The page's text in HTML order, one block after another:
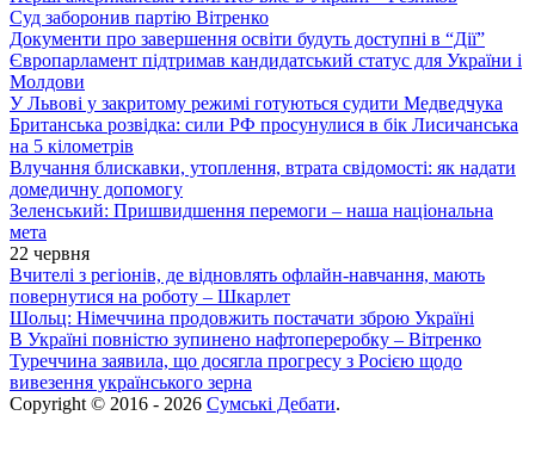
Суд заборонив партію Вітренко
Документи про завершення освіти будуть доступні в “Дії”
Європарламент підтримав кандидатський статус для України і
Молдови
У Львові у закритому режимі готуються судити Медведчука
Британська розвідка: сили РФ просунулися в бік Лисичанська
на 5 кілометрів
Влучання блискавки, утоплення, втрата свідомості: як надати
домедичну допомогу
Зеленський: Пришвидшення перемоги – наша національна
мета
22 червня
Вчителі з регіонів, де відновлять офлайн-навчання, мають
повернутися на роботу – Шкарлет
Шольц: Німеччина продовжить постачати зброю Україні
В Україні повністю зупинено нафтопереробку – Вітренко
Туреччина заявила, що досягла прогресу з Росією щодо
вивезення українського зерна
Copyright © 2016 - 2026 Сумські Дебати.